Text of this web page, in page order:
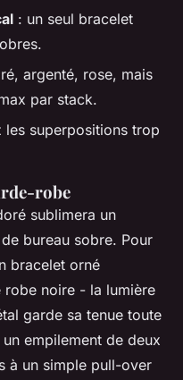
: un seul bracelet
argenté, rose, mais
par stack.
les superpositions trop
robe
sublimera un
bureau sobre. Pour
bracelet orné
robe noire - la lumière
garde sa tenue toute
empilement de deux
à un simple pull-over